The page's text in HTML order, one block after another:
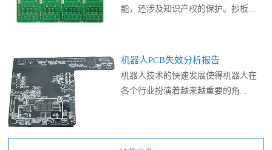
能，还涉及知识产权的保护。抄板...
机器人PCB失效分析报告
机器人技术的快速发展使得机器人在
各个行业扮演着越来越重要的角...